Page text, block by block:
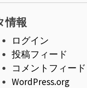
情報
ログイン
投稿フィード
コメントフィード
WordPress.org